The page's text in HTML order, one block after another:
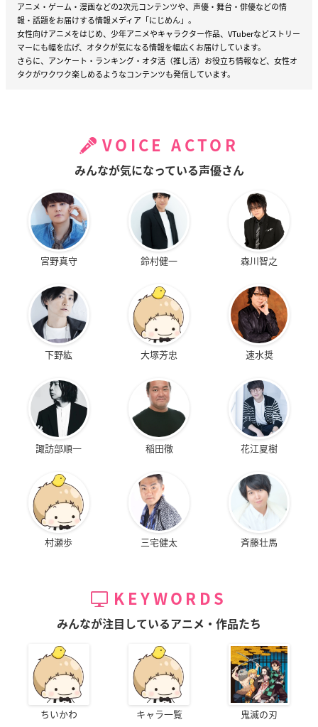
アニメ・ゲーム・漫画などの2次元コンテンツや、声優・舞台・俳優などの情
報・話題をお届けする情報メディア「にじめん」。
女性向けアニメをはじめ、少年アニメやキャラクター作品、VTuberなどストリー
マーにも幅を広げ、オタクが気になる情報を幅広くお届けしています。
さらに、アンケート・ランキング・オタ活（推し活）お役立ち情報など、女性オ
タクがワクワク楽しめるようなコンテンツも発信しています。
VOICE ACTOR
みんなが気になっている声優さん
宮野真守 鈴村健一 森川智之
下野紘 大塚芳忠 速水奨
諏訪部順一 稲田徹 花江夏樹
村瀬歩 三宅健太 斉藤壮馬
KEYWORDS
みんなが注目しているアニメ・作品たち
ちいかわ キャラ一覧 鬼滅の刃